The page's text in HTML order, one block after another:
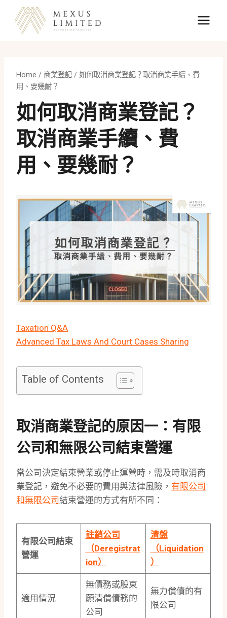
content
Home / 商業登記 / 如何取消商業登記？取消商業手續、費
用、要幾耐？
如何取消商業登記？
取消商業手續、費
用、要幾耐？
Taxation Q&A
Advanced Tax Laws And Court Cases Sharing
Table of Contents
取消商業登記的原因一： 有限
公司和無限公司結束營運
當公司決定結束營業或停止運營時，需及時取消商
業登記，避免不必要的費用與法律風險， 有限公司
和無限公司結束營運的方式有所不同：
有限公司結束
營運
註銷公司
（Deregistrat
ion）
清盤
（Liquidation
）
適用情況
無債務或股東
願清償債務的
公司
無力償債的有
限公司